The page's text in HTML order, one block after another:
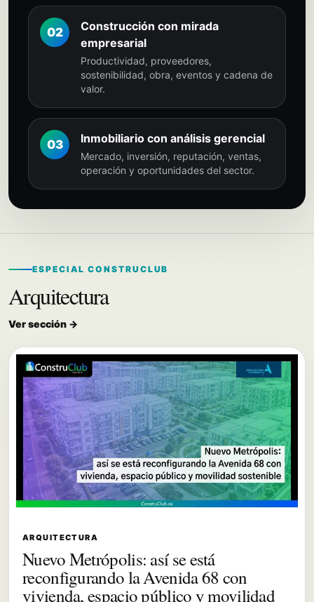
02
Construcción con mirada
empresarial
Productividad, proveedores,
sostenibilidad, obra, eventos y cadena de
valor.
03 Inmobiliario con análisis gerencial
Mercado, inversión, reputación, ventas,
operación y oportunidades del sector.
ESPECIAL CONSTRUCLUB
Arquitectura
Ver sección →
ARQUITECTURA
Nuevo Metrópolis: así se está
reconfigurando la Avenida 68 con
vivienda, espacio público y movilidad